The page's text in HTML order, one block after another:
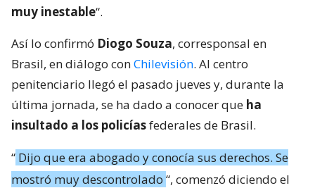
muy inestable“.
Así lo confirmó Diogo Souza, corresponsal en
Brasil, en diálogo conChilevisión. Al centro
penitenciario llegó el pasado jueves y, durante la
última jornada, se ha dado a conocer que ha
insultado a los policíasfederales de Brasil.
“ Dijo que era abogado y conocía sus derechos. Se
mostró muy descontrolado “, comenzó diciendo el